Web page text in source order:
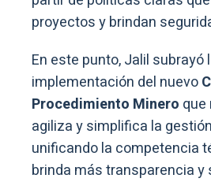
proyectos y brindan
En este punto, Jalil subrayó
implementación del nuevo
Procedimiento Minero que
agiliza y simplifica la
unificando la competencia
brinda más transparencia y